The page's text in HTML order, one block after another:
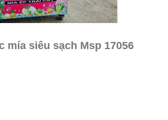
mía siêu sạch Msp 17056